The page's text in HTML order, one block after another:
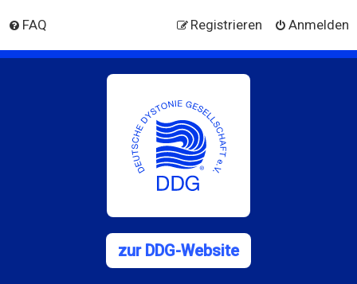
FAQ Anmelden
Registrieren
zur DDG-Website